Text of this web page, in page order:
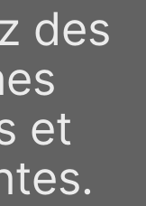
des
et